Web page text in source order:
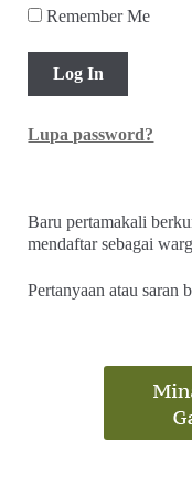
Remember Me
Lupa password?
Baru pertamakali
mendaftar sebagai
Pertanyaan atau saran